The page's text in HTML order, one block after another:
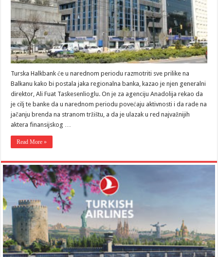
Turska Halkbank će u narednom periodu razmotriti sve prilike na
Balkanu kako bi postala jaka regionalna banka, kazao je njen generalni
direktor, Ali Fuat Taskesenlioglu. On je za agenciju Anadolija rekao da
je cilj te banke da u narednom periodu povećaju aktivnosti i da rade na
jačanju brenda na stranom tržištu, a da je ulazak u red najvažnijih
aktera finansijskog …
Read More »